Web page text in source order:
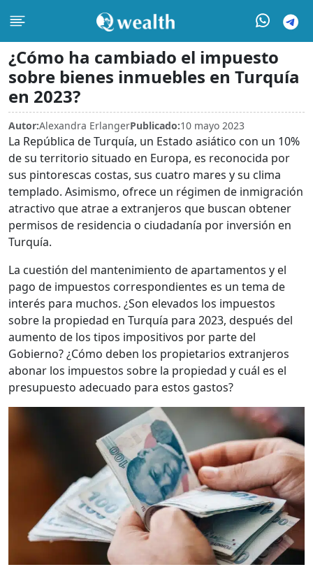
¿Cómo ha cambiado el impuesto
sobre bienes inmuebles en Turquía
en 2023?
Autor:Alexandra ErlangerPublicado:10 mayo 2023
La República de Turquía, un Estado asiático con un 10%
de su territorio situado en Europa, es reconocida por
sus pintorescas costas, sus cuatro mares y su clima
templado. Asimismo, ofrece un régimen de inmigración
atractivo que atrae a extranjeros que buscan obtener
permisos de residencia o ciudadanía por inversión en
Turquía.
La cuestión del mantenimiento de apartamentos y el
pago de impuestos correspondientes es un tema de
interés para muchos. ¿Son elevados los impuestos
sobre la propiedad en Turquía para 2023, después del
aumento de los tipos impositivos por parte del
Gobierno? ¿Cómo deben los propietarios extranjeros
abonar los impuestos sobre la propiedad y cuál es el
presupuesto adecuado para estos gastos?